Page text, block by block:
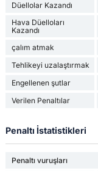
Düellolar Kazandı
Hava Düelloları
Kazandı
çalım atmak
Tehlikeyi uzalaştırmak
Engellenen şutlar
Verilen Penaltılar
Penaltı İstatistikleri
Penaltı vuruşları